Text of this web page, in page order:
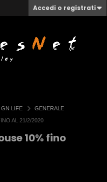
Accedi o registrati
GN LIFE
GENERALE
AL 21/2/2020
10% fino